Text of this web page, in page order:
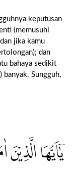
keputusan
(memusuhi
jika kamu
dan
bahaya sedikit
banyak. Sungguh,
يٰٓاَيُّهَا